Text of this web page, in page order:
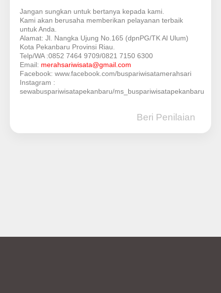
Jangan sungkan untuk bertanya kepada kami.
Kami akan berusaha memberikan pelayanan terbaik
untuk Anda.
Alamat: Jl. Nangka Ujung No.165 (dpnPG/TK Al Ulum)
Kota Pekanbaru Provinsi Riau.
Telp/WA :0852 7464 9709/0821 7150 6300
Email: merahsariwisata@gmail.com
Facebook: www.facebook.com/buspariwisatamerahsari
Instagram :
sewabuspariwisatapekanbaru/ms_buspariwisatapekanbaru
Beri Penilaian